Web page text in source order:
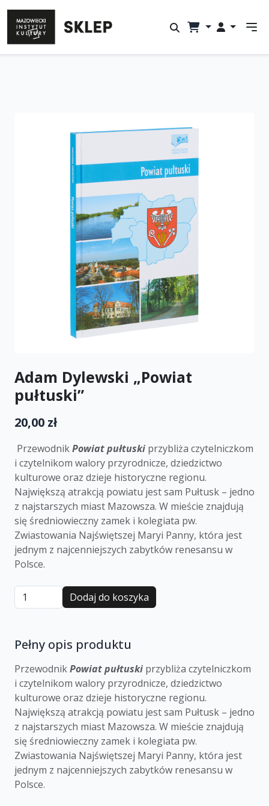
Adam Dylewski „Powiat
pułtuski”
20,00 zł
PrzewodnikPowiat pułtuski przybliża czytelniczkom
i czytelnikom walory przyrodnicze, dziedzictwo
kulturowe oraz dzieje historyczne regionu.
Największą atrakcją powiatu jest sam Pułtusk – jedno
z najstarszych miast Mazowsza. W mieście znajdują
się średniowieczny zamek i kolegiata pw.
Zwiastowania Najświętszej Maryi Panny, która jest
jednym z najcenniejszych zabytków renesansu w
Polsce.
Dodaj do koszyka
Pełny opis produktu
PrzewodnikPowiat pułtuski przybliża czytelniczkom
i czytelnikom walory przyrodnicze, dziedzictwo
kulturowe oraz dzieje historyczne regionu.
Największą atrakcją powiatu jest sam Pułtusk – jedno
z najstarszych miast Mazowsza. W mieście znajdują
się średniowieczny zamek i kolegiata pw.
Zwiastowania Najświętszej Maryi Panny, która jest
jednym z najcenniejszych zabytków renesansu w
Polsce.